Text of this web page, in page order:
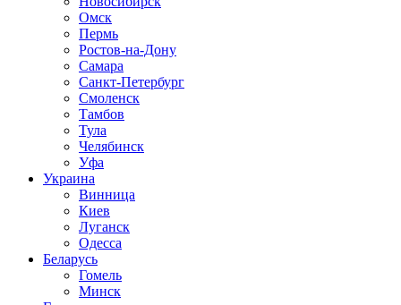
Омск
Пермь
Ростов-на-Дону
Самара
Санкт-Петербург
Смоленск
Тамбов
Тула
Челябинск
Уфа
Украина
Винница
Киев
Луганск
Одесса
Беларусь
Гомель
Минск